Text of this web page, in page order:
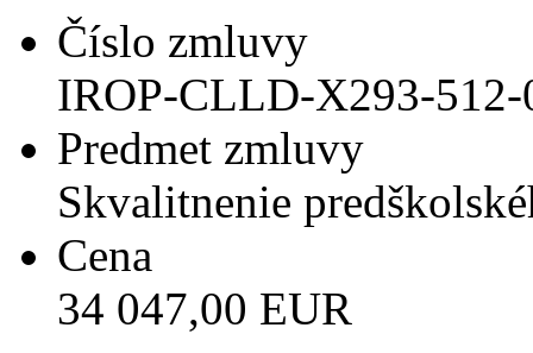
Číslo zmluvy
IROP-CLLD-X293-512-
Predmet zmluvy
Skvalitnenie
Cena
34 047,00 EUR